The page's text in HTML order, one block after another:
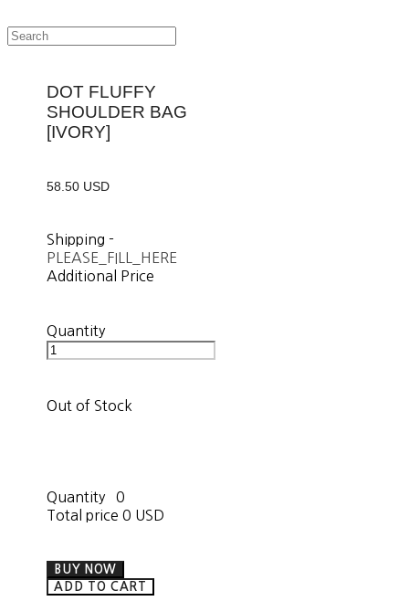
DOT FLUFFY
SHOULDER BAG
[IVORY]
58.50 USD
Shipping-
PLEASE_FILL_HERE
Additional Price
Quantity
Out of Stock
Quantity
0
Total price 0 USD
BUY NOW
ADD TO CART